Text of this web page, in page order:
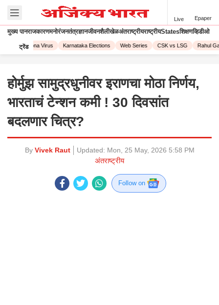
Live Epaper
मुख्य पानराजकारणमनोरंजनतंत्रज्ञानजीवनशैलीखेळअंतराष्ट्रीयराष्ट्रीयStatesशिक्षणव्हिडीओ
ट्रेंड
Corona Virus Karnataka Elections Web Series CSK vs LSG Rahul
होर्मुझ सामुद्रधुनीवर इराणचा मोठा निर्णय,
भारताचं टेन्शन कमी ! 30 दिवसांत
बदलणार चित्र?
By Vivek Raut Updated: Mon, 25 May, 2026 5:58 PM
अंतराष्ट्रीय
Follow on